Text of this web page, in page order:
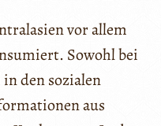
vor allem
Sowohl bei
den sozialen
aus